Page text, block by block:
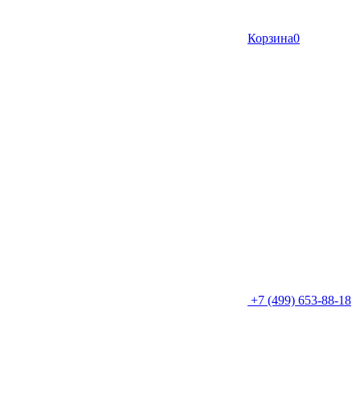
Корзина0
+7 (499) 653-88-18